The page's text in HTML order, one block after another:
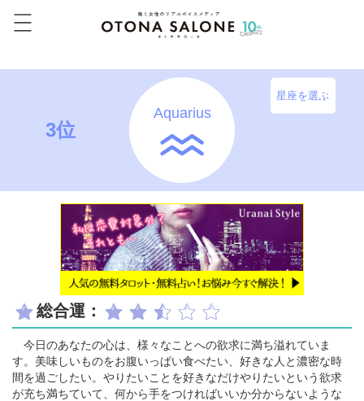
3位
Aquarius
星座を選ぶ
総合運：
今日のあなたの心は、様々なことへの欲求に満ち溢れていま
す。美味しいものをお腹いっぱい食べたい、好きな人と濃密な時
間を過ごしたい。やりたいことを好きなだけやりたいという欲求
が充ち満ちていて、何から手をつければいいか分からないような